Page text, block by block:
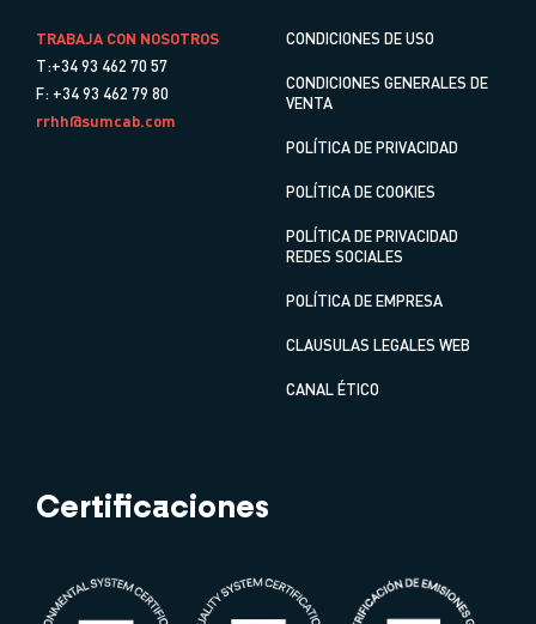
TRABAJA CON NOSOTROS
T:+34 93 462 70 57
F: +34 93 462 79 80
rrhh@sumcab.com
CONDICIONES DE USO
CONDICIONES GENERALES DE
VENTA
POLÍTICA DE PRIVACIDAD
POLÍTICA DE COOKIES
POLÍTICA DE PRIVACIDAD
REDES SOCIALES
POLÍTICA DE EMPRESA
CLAUSULAS LEGALES WEB
CANAL ÉTICO
Certificaciones